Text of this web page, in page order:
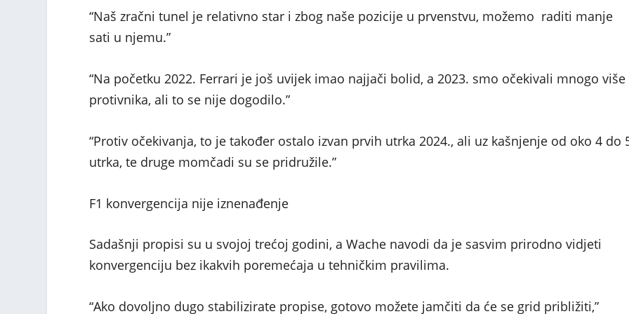
“Naš zračni tunel je relativno star i zbog naše pozicije u prvenstvu, možemo raditi manje
sati u njemu.”
“Na početku 2022. Ferrari je još uvijek imao najjači bolid, a 2023. smo očekivali mnogo više
protivnika, ali to se nije dogodilo.”
“Protiv očekivanja, to je također ostalo izvan prvih utrka 2024., ali uz kašnjenje od oko 4 do
utrka, te druge momčadi su se pridružile.”
F1 konvergencija nije iznenađenje
Sadašnji propisi su u svojoj trećoj godini, a Wache navodi da je sasvim prirodno vidjeti
konvergenciju bez ikakvih poremećaja u tehničkim pravilima.
“Ako dovoljno dugo stabilizirate propise, gotovo možete jamčiti da će se grid približiti,”